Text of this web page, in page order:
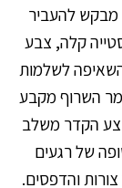
מבקש להעביר
קלה, צבע
לשלמות
השרוף מקבע
הקדר משלב
של רגעים
והדפסים.